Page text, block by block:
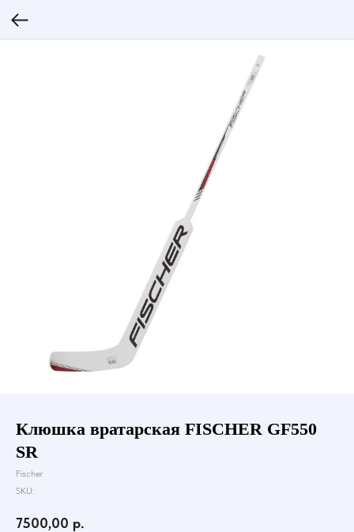
Клюшка вратарская FISCHER GF550
SR
Fischer
SKU:
7500,00 р.